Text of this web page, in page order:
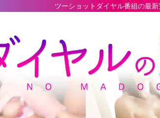
ツーショットダイヤル番組の最新完全データベース